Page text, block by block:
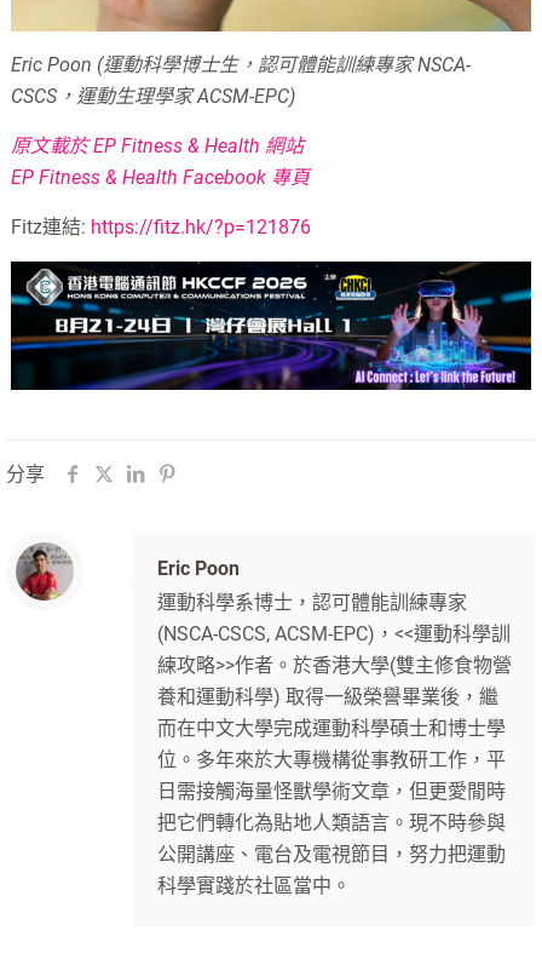
Eric Poon (運動科學博士生，認可體能訓練專家 NSCA-
CSCS，運動生理學家 ACSM-EPC)
原文載於 EP Fitness & Health 網站
EP Fitness & Health Facebook 專頁
Fitz連結: https://fitz.hk/?p=121876
分享
Eric Poon
運動科學系博士，認可體能訓練專家
(NSCA-CSCS, ACSM-EPC)，<<運動科學訓
練攻略>>作者。於香港大學(雙主修食物營
養和運動科學) 取得一級榮譽畢業後，繼
而在中文大學完成運動科學碩士和博士學
位。多年來於大專機構從事教研工作，平
日需接觸海量怪獸學術文章，但更愛閒時
把它們轉化為貼地人類語言。現不時參與
公開講座、電台及電視節目，努力把運動
科學實踐於社區當中。